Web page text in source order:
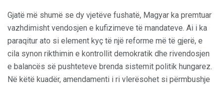
Gjatë më shumë se dy vjetëve fushatë, Magyar ka premtuar
vazhdimisht vendosjen e kufizimeve të mandateve. Ai i ka
paraqitur ato si element kyç të një reforme më të gjerë, e
cila synon rikthimin e kontrollit demokratik dhe rivendosjen
e balancës së pushteteve brenda sistemit politik hungarez.
Në këtë kuadër, amendamenti i ri vlerësohet si përmbushje